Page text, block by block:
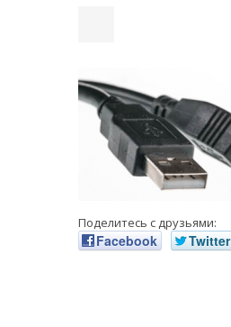
Поделитесь с друзьями:
Facebook Twitter